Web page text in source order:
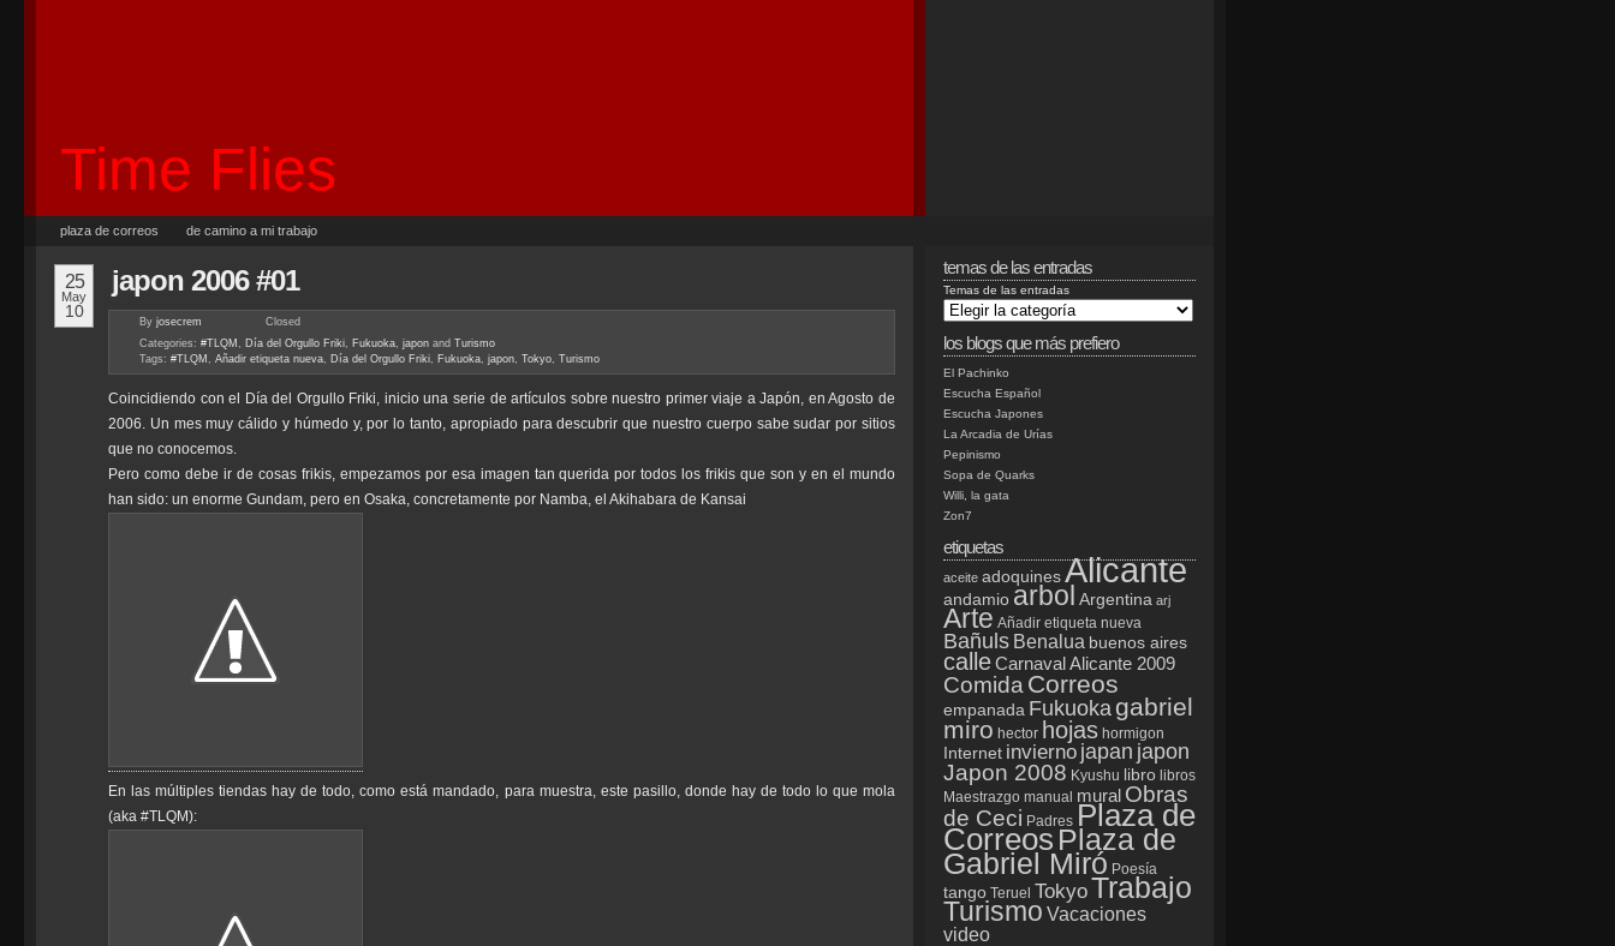
Time Flies
plaza de correos de camino a mi trabajo
25
May
10
japon 2006 #01
By josecrem
Closed
Categories: #TLQM , Día del Orgullo Friki, Fukuoka, japon and Turismo
Tags: #TLQM , Añadir etiqueta nueva, Día del Orgullo Friki, Fukuoka, japon, Tokyo, Turismo
Coincidiendo con el Día del Orgullo Friki, inicio una serie de artículos sobre nuestro primer viaje a Japón, en Agosto de
2006. Un mes muy cálido y húmedo y, por lo tanto, apropiado para descubrir que nuestro cuerpo sabe sudar por sitios
que no conocemos.
Pero como debe ir de cosas frikis, empezamos por esa imagen tan querida por todos los frikis que son y en el mundo
han sido: un enorme Gundam, pero en Osaka, concretamente por Namba, el Akihabara de Kansai
En las múltiples tiendas hay de todo, como está mandado, para muestra, este pasillo, donde hay de todo lo que mola
(aka #TLQM):
temas de las entradas
Temas de las entradas
los blogs que más prefiero
El Pachinko
Escucha Español
Escucha Japones
La Arcadia de Urías
Pepinismo
Sopa de Quarks
Willi, la gata
Zon7
etiquetas
aceite adoquines Alicante
andamio arbol Argentina arj
Arte Añadir etiqueta nueva
Bañuls Benalua buenos aires
calleCarnaval Alicante 2009
Comida Correos
empanada Fukuoka gabriel
miro hector hojas hormigon
Internet invierno japan japon
Japon 2008 Kyushu libro libros
Maestrazgo manual mural Obras
de Ceci Padres Plaza de
Correos Plaza de
Gabriel Miró Poesía
tango Teruel TokyoTrabajo
Turismo Vacaciones
video